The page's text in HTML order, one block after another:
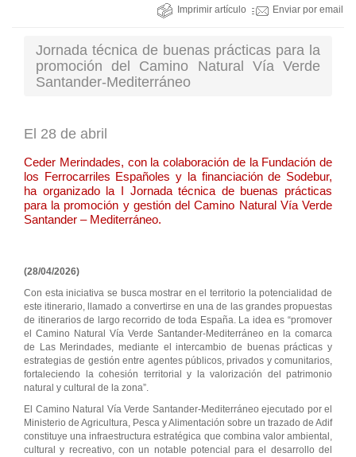
Imprimir artículo Enviar por email
Jornada técnica de buenas prácticas para la
promoción del Camino Natural Vía Verde
Santander-Mediterráneo
El 28 de abril
Ceder Merindades, con la colaboración de la Fundación de
los Ferrocarriles Españoles y la financiación de Sodebur,
ha organizado la I Jornada técnica de buenas prácticas
para la promoción y gestión del Camino Natural Vía Verde
Santander – Mediterráneo.
(28/04/2026)
Con esta iniciativa se busca mostrar en el territorio la potencialidad de
este itinerario, llamado a convertirse en una de las grandes propuestas
de itinerarios de largo recorrido de toda España. La idea es “promover
el Camino Natural Vía Verde Santander-Mediterráneo en la comarca
de Las Merindades, mediante el intercambio de buenas prácticas y
estrategias de gestión entre agentes públicos, privados y comunitarios,
fortaleciendo la cohesión territorial y la valorización del patrimonio
natural y cultural de la zona”.
El Camino Natural Vía Verde Santander-Mediterráneo ejecutado por el
Ministerio de Agricultura, Pesca y Alimentación sobre un trazado de Adif
constituye una infraestructura estratégica que combina valor ambiental,
cultural y recreativo, con un notable potencial para el desarrollo del